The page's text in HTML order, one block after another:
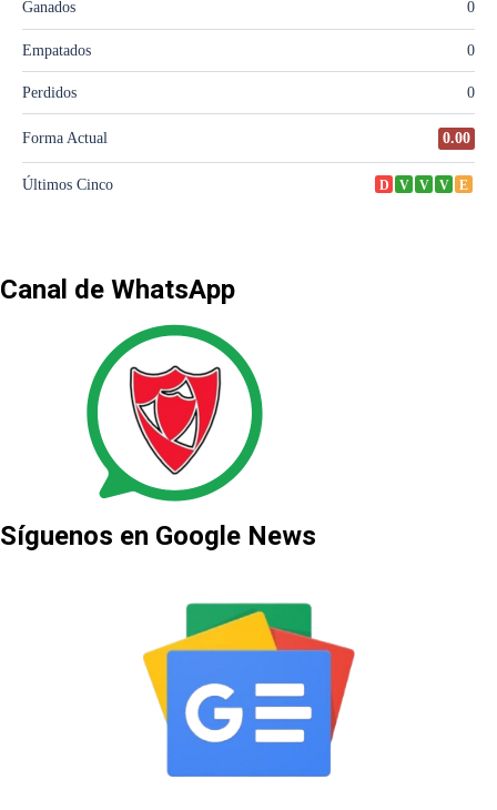
Canal de WhatsApp
Síguenos en Google News